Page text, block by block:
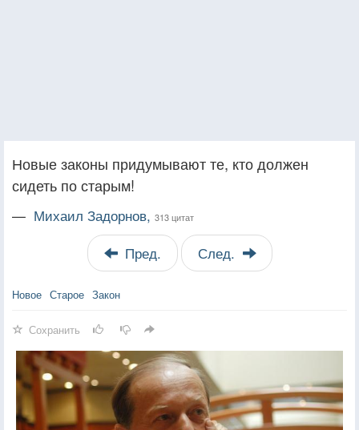
Новые законы придумывают те, кто должен
сидеть по старым!
— Михаил Задорнов, 313 цитат
Пред. След.
Новое Старое Закон
Сохранить